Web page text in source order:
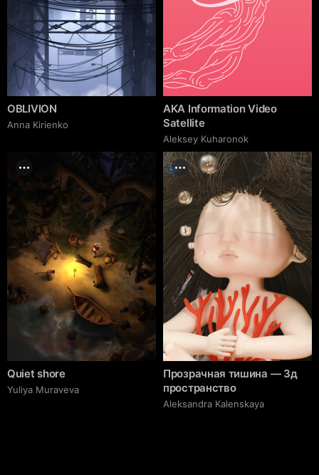
OBLIVION
Anna Kirienko
AKA Information Video
Satellite
Aleksey Kuharonok
Quiet shore
Yuliya Muraveva
Прозрачная тишина — 3д
пространство
Aleksandra Kalenskaya